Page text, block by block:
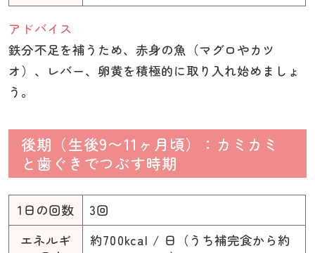
アドバイス
鉄分不足を補うため、赤身の魚（マグロやカツ
オ）、レバー、卵黄を積極的に取り入れ始めましょ
う。
後期（生後9〜11ヶ月頃）：カミカミ
と歯ぐきでつぶす時期
1日の回数
3回
エネルギ
約700kcal / 日（うち補完食から約